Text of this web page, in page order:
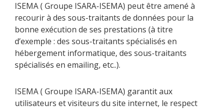
ISEMA ( Groupe ISARA-ISEMA) peut être amené à
recourir à des sous-traitants de données pour la
bonne exécution de ses prestations (à titre
d’exemple : des sous-traitants spécialisés en
hébergement informatique, des sous-traitants
spécialisés en emailing, etc..).
ISEMA ( Groupe ISARA-ISEMA) garantit aux
utilisateurs et visiteurs du site internet, le respect